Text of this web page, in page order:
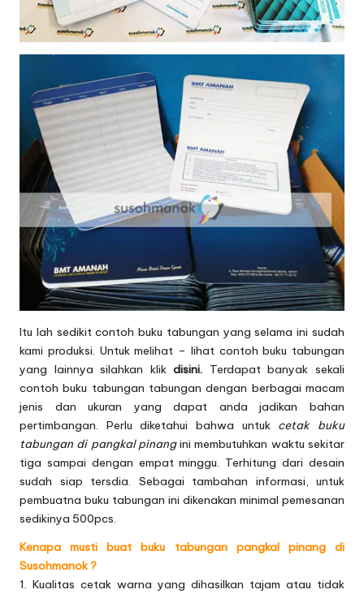
Itu lah sedikit contoh buku tabungan yang selama ini sudah
kami produksi. Untuk melihat – lihat contoh buku tabungan
yang lainnya silahkan klikdisini. Terdapat banyak sekali
contoh buku tabungan tabungan dengan berbagai macam
jenis dan ukuran yang dapat anda jadikan bahan
pertimbangan. Perlu diketahui bahwa untuk cetak buku
tabungan di pangkal pinangini membutuhkan waktu sekitar
tiga sampai dengan empat minggu. Terhitung dari desain
sudah siap tersdia. Sebagai tambahan informasi, untuk
pembuatna buku tabungan ini dikenakan minimal pemesanan
sedikinya 500pcs.
Kenapa musti buat buku tabungan pangkal pinang di
Susohmanok ?
1. Kualitas cetak warna yang dihasilkan tajam atau tidak